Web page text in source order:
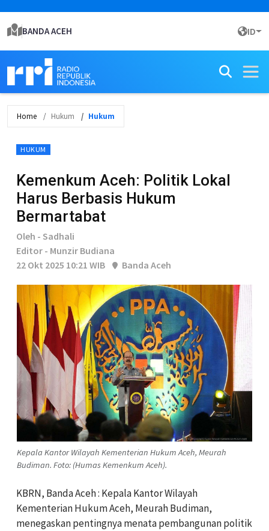
BANDA ACEH ID
Home Hukum Hukum
HUKUM
Kemenkum Aceh: Politik Lokal
Harus Berbasis Hukum
Bermartabat
Oleh - Sadhali
Editor - Munzir Budiana
22 Okt 2025 10:21 WIB
Banda Aceh
Kepala Kantor Wilayah Kementerian Hukum Aceh, Meurah
Budiman. Foto: (Humas Kemenkum Aceh).
KBRN, Banda Aceh : Kepala Kantor Wilayah
Kementerian Hukum Aceh, Meurah Budiman,
menegaskan pentingnya menata pembangunan politik